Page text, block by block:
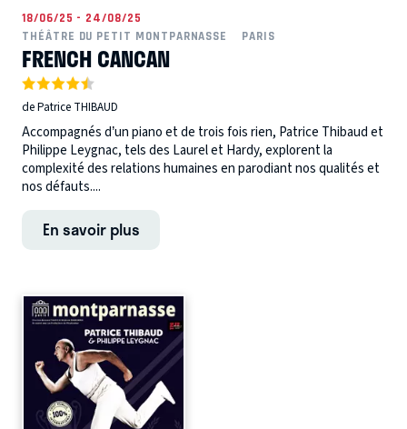
18/06/25 - 24/08/25
THÉÂTRE DU PETIT MONTPARNASSE
PARIS
FRENCH CANCAN
de Patrice THIBAUD
Accompagnés d’un piano et de trois fois rien, Patrice Thibaud et
Philippe Leygnac, tels des Laurel et Hardy, explorent la
complexité des relations humaines en parodiant nos qualités et
nos défauts....
En savoir plus